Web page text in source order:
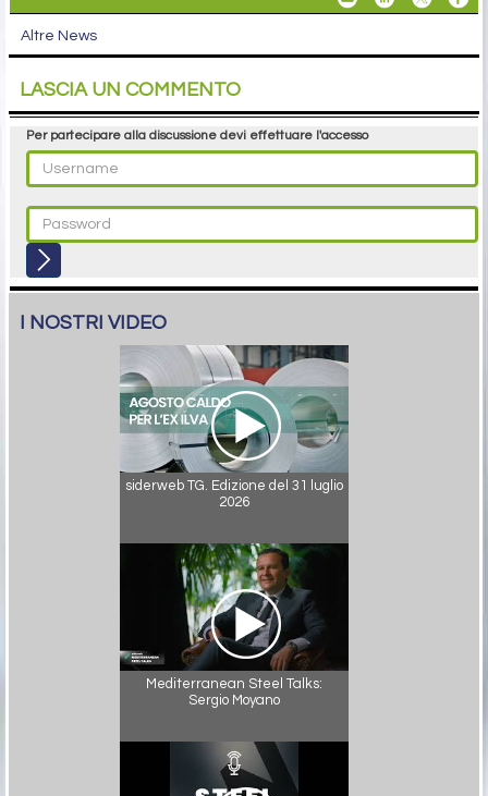
Altre News
LASCIA UN COMMENTO
Per partecipare alla discussione devi effettuare l'accesso
I NOSTRI VIDEO
siderweb TG. Edizione del 31 luglio
2026
Mediterranean Steel Talks:
Sergio Moyano